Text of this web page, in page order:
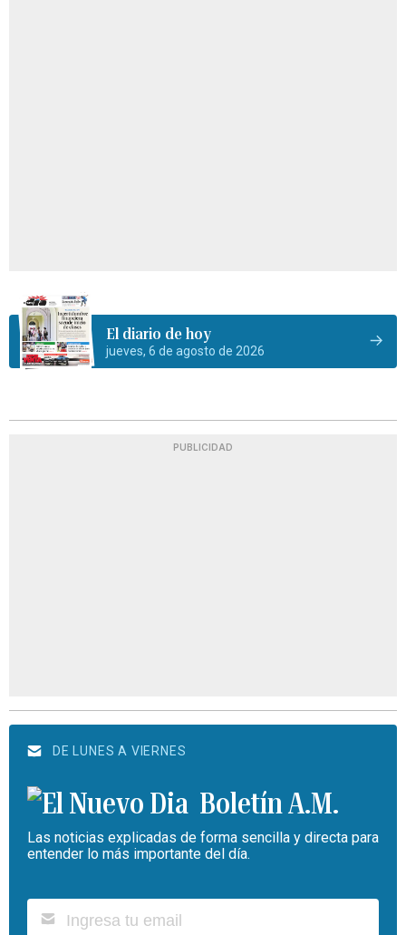
El diario de hoy
jueves, 6 de agosto de 2026
PUBLICIDAD
DE LUNES A VIERNES
Boletín A.M.
Las noticias explicadas de forma sencilla y directa para
entender lo más importante del día.